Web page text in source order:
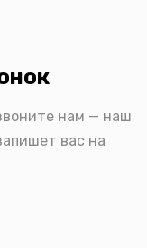
нам — наш
вас на